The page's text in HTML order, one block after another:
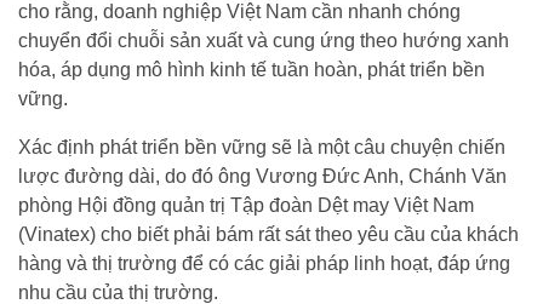
cho rằng, doanh nghiệp Việt Nam cần nhanh chóng
chuyển đổi chuỗi sản xuất và cung ứng theo hướng xanh
hóa, áp dụng mô hình kinh tế tuần hoàn, phát triển bền
vững.
Xác định phát triển bền vững sẽ là một câu chuyện chiến
lược đường dài, do đó ông Vương Đức Anh, Chánh Văn
phòng Hội đồng quản trị Tập đoàn Dệt may Việt Nam
(Vinatex) cho biết phải bám rất sát theo yêu cầu của khách
hàng và thị trường để có các giải pháp linh hoạt, đáp ứng
nhu cầu của thị trường.